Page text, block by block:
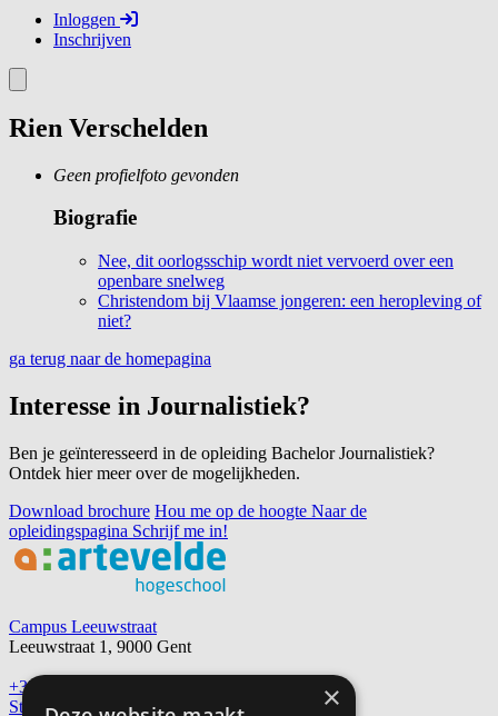
Inloggen
Inschrijven
Rien Verschelden
Geen profielfoto gevonden
Biografie
Nee, dit oorlogsschip wordt niet vervoerd over een
openbare snelweg
Christendom bij Vlaamse jongeren: een heropleving of
niet?
ga terug naar de homepagina
Interesse in Journalistiek?
Ben je geïnteresseerd in de opleiding Bachelor Journalistiek?
Ontdek hier meer over de mogelijkheden.
Download brochure Hou me op de hoogte Naar de
opleidingspagina Schrijf me in!
Footer
Campus Leeuwstraat
Leeuwstraat 1, 9000 Gent
+32 9 234 72 00
Stuur een e-mail
×